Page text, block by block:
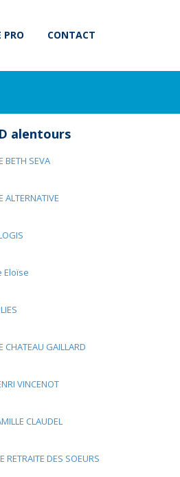
PRO CONTACT
alentours
BETH SEVA
ALTERNATIVE
Eloïse
CHATEAU GAILLARD
VINCENOT
CLAUDEL
RETRAITE DES SOEURS